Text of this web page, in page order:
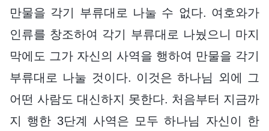
만물을 각기 부류대로 나눌 수 없다. 여호와가
인류를 창조하여 각기 부류대로 나눴으니 마지
막에도 그가 자신의 사역을 행하여 만물을 각기
부류대로 나눌 것이다. 이것은 하나님 외에 그
어떤 사람도 대신하지 못한다. 처음부터 지금까
지 행한 3단계 사역은 모두 하나님 자신이 한